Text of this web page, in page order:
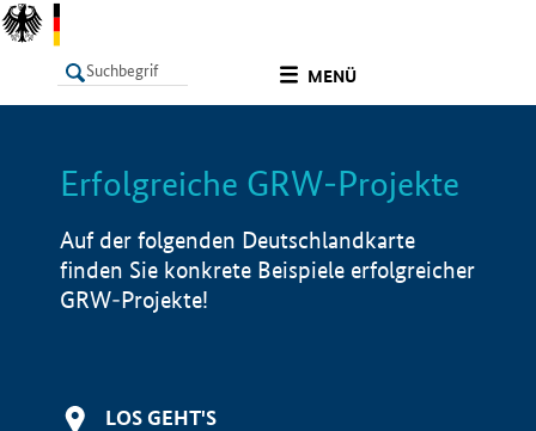
MENÜ
LISTE Info
Erfolgreiche GRW-Projekte
Auf der folgenden Deutschlandkarte
finden Sie konkrete Beispiele erfolgreicher
GRW-Projekte!
LOS GEHT'S